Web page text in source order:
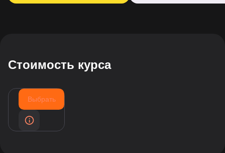
Стоимость курса
Выбрать